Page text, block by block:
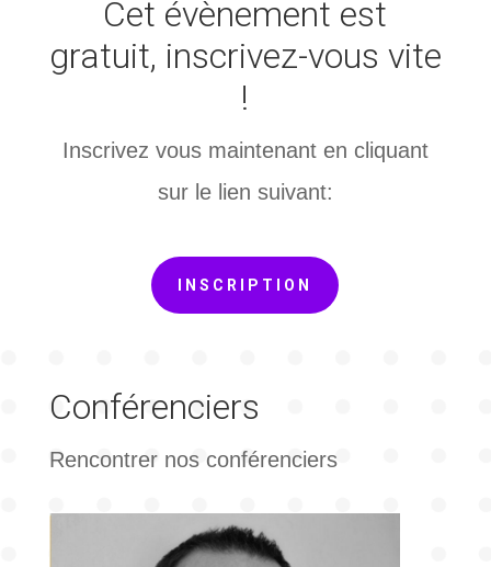
Cet évènement est
gratuit, inscrivez-vous vite
!
Inscrivez vous maintenant en cliquant
sur le lien suivant:
INSCRIPTION
Conférenciers
Rencontrer nos conférenciers